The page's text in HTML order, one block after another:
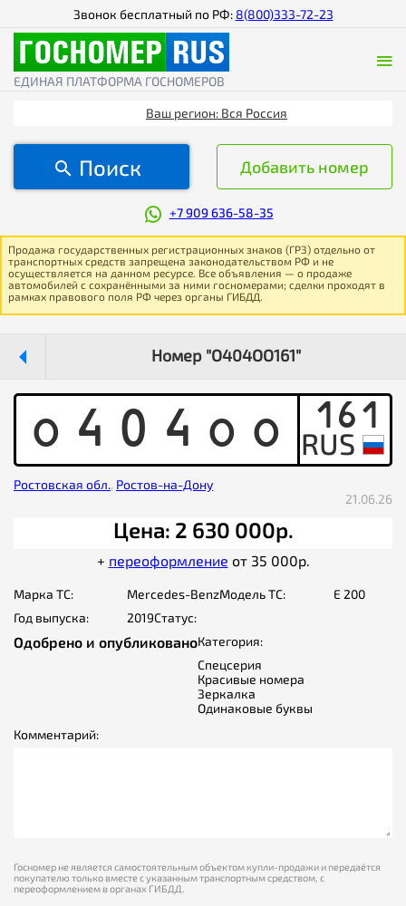
Звонок бесплатный по РФ: 8(800)333-72-23
ЕДИНАЯ ПЛАТФОРМА ГОСНОМЕРОВ
Ваш регион: Вся Россия
Поиск Добавить номер
+7 909 636-58-35
Продажа государственных регистрационных знаков (ГРЗ) отдельно от
транспортных средств запрещена законодательством РФ и не
осуществляется на данном ресурсе. Все объявления — о продаже
автомобилей с сохранёнными за ними госномерами; сделки проходят в
рамках правового поля РФ через органы ГИБДД.
Номер "О404ОО161"
O 4 0 4 O O 161
Ростовская обл., Ростов-на-Дону
21.06.26
Цена: 2 630 000р.
+ переоформление от 35 000р.
Марка ТС: Mercedes-BenzМодель ТС:
E 200
Год выпуска:
2019Статус:
Одобрено и опубликованоКатегория:
Спецсерия
Красивые номера
Зеркалка
Одинаковые буквы
Комментарий:
Госномер не является самостоятельным объектом купли-продажи и передаётся
покупателю только вместе с указанным транспортным средством, с
переоформлением в органах ГИБДД.